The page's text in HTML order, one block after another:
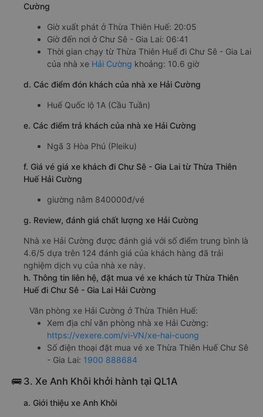
Cường
Giờ xuất phát ở Thừa Thiên Huế: 20:05
Giờ đến nơi ở Chư Sê - Gia Lai: 06:41
Thời gian chạy từ Thừa Thiên Huế đi Chư Sê - Gia Lai
của nhà xe Hải Cường khoảng: 10.6 giờ
d. Các điểm đón khách của nhà xe Hải Cường
Huế Quốc lộ 1A (Cầu Tuần)
e. Các điểm trả khách của nhà xe Hải Cường
Ngã 3 Hòa Phú (Pleiku)
f. Giá vé giá xe khách đi Chư Sê - Gia Lai từ Thừa Thiên
Huế Hải Cường
giường nằm 840000đ/vé
g. Review, đánh giá chất lượng xe Hải Cường
Nhà xe Hải Cường được đánh giá với số điểm trung bình là
4.6/5 dựa trên 124 đánh giá của khách hàng đã trải
nghiệm dịch vụ của nhà xe này.
h. Thông tin liên hệ, đặt mua vé xe khách từ Thừa Thiên
Huế đi Chư Sê - Gia Lai Hải Cường
Văn phòng xe Hải Cường ở Thừa Thiên Huế:
Xem địa chỉ văn phòng nhà xe Hải Cường:
https://vexere.com/vi-VN/xe-hai-cuong
Số điện thoại đặt mua vé xe Thừa Thiên Huế Chư Sê
- Gia Lai: 1900 888684
🚌 3. Xe Anh Khôi khởi hành tại QL1A
a. Giới thiệu xe Anh Khôi